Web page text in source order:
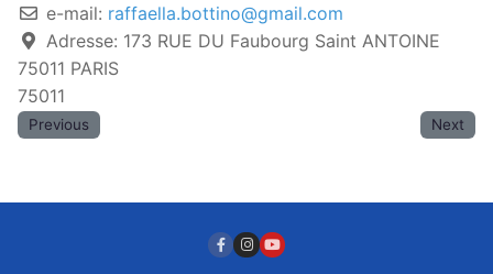
e-mail: raffaella.bottino@gmail.com
Adresse: 173 RUE DU Faubourg Saint ANTOINE
75011 PARIS
75011
Previous Next